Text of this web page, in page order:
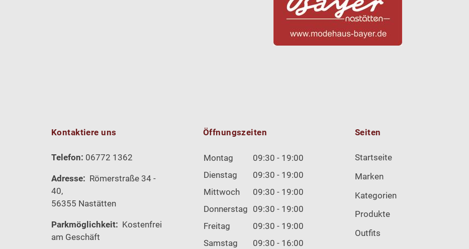
Kontaktiere uns
Telefon: 06772 1362
Adresse: Römerstraße 34 -
40,
56355 Nastätten
Parkmöglichkeit: Kostenfrei
am Geschäft
Öffnungszeiten
Montag
09:30 - 19:00
Dienstag
09:30 - 19:00
Mittwoch
09:30 - 19:00
Donnerstag 09:30 - 19:00
Freitag
09:30 - 19:00
Samstag
09:30 - 16:00
Seiten
Startseite
Marken
Kategorien
Produkte
Outfits